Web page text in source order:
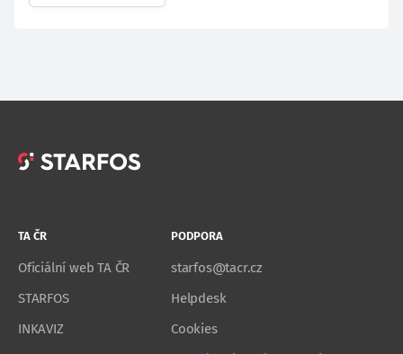
TA ČR
Oficiální web TA ČR
STARFOS
INKAVIZ
PODPORA
starfos@tacr.cz
Helpdesk
Cookies